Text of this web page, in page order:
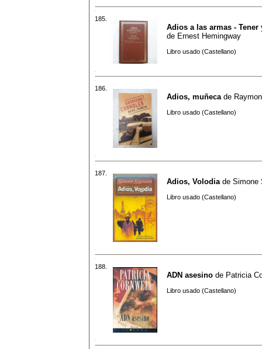
185.
Adios a las armas - Tener
de Ernest Hemingway
Libro usado (Castellano)
186.
Adios, muñeca de
Libro usado (Castellano)
187.
Adios, Volodia de Simone
Libro usado (Castellano)
188.
ADN asesino de Patricia
Libro usado (Castellano)